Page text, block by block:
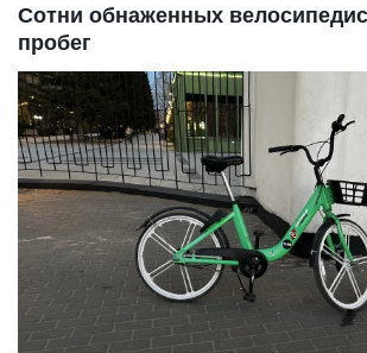
Сотни обнаженных
пробег